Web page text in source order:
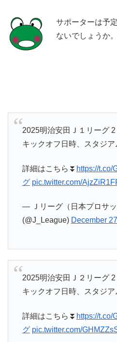
サポーターは予
ないでしょうか。
2025明治安田Ｊ１リーグ
キックオフ日時、スタジア
詳細はこちら⏬️ https://t.co/
グ pic.twitter.com/
— Ｊリーグ（日本プロサッ
(@J_League) December
2025明治安田Ｊ２リーグ
キックオフ日時、スタジア
詳細はこちら⏬️ https://t.co/
グ pic.twitter.com/